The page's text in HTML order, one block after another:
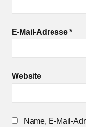
E-Mail-Adresse *
Website
Name, E-Mail-